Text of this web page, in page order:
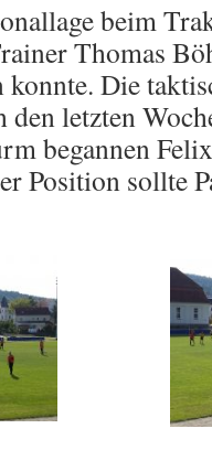
beim
Thomas
Die
letzten
begannen
Position sollte